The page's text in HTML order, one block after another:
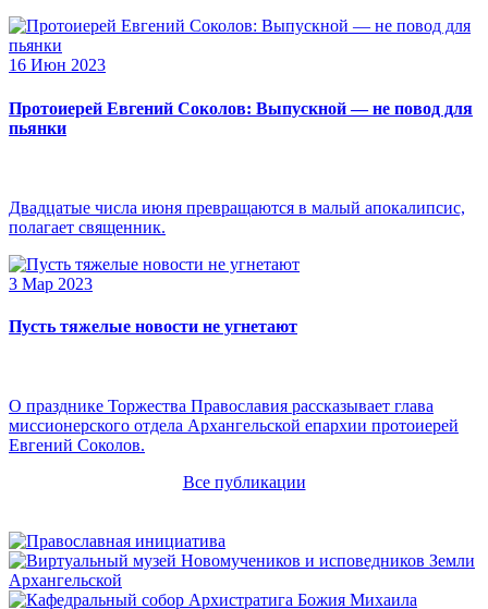
16 Июн 2023
Протоиерей Евгений Соколов: Выпускной — не повод для
пьянки
Двадцатые числа июня превращаются в малый апокалипсис,
полагает священник.
3 Мар 2023
Пусть тяжелые новости не угнетают
О празднике Торжества Православия рассказывает глава
миссионерского отдела Архангельской епархии протоиерей
Евгений Соколов.
Все публикации